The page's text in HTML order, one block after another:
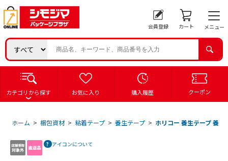
会員登録 カート メニュー
カテゴリから探す お気に入り 購入履歴 クーポン
ホーム > 梱包資材 > 粘着テープ > 養生テープ > ホリコー 養生テープ 養
アイコンについて